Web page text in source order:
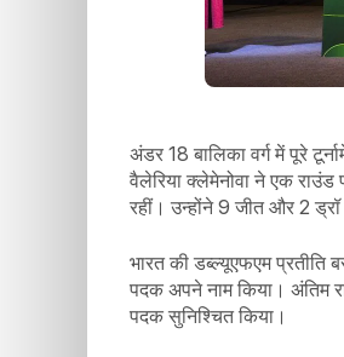
अंडर 18 बालिका वर्ग में पूरे
वैलेरिया क्लेमेनोवा ने एक
रहीं। उन्होंने 9 जीत और 2
भारत की डब्ल्यूएफएम
पदक अपने नाम किया। अंतिम
पदक सुनिश्चित किया।